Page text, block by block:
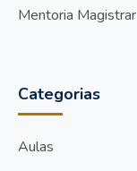
Mentoria Magistrar
Categorias
Aulas